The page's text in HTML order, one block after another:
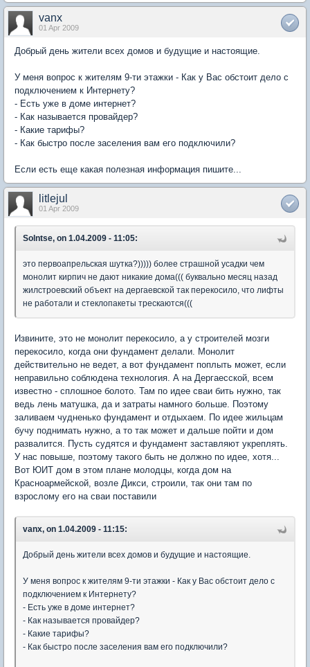
vanx
01 Apr 2009
Добрый день жители всех домов и будущие и настоящие.
У меня вопрос к жителям 9-ти этажки - Как у Вас обстоит дело с
подключением к Интернету?
- Есть уже в доме интернет?
- Как называется провайдер?
- Какие тарифы?
- Как быстро после заселения вам его подключили?
Если есть еще какая полезная информация пишите...
litlejul
01 Apr 2009
Solntse, on 1.04.2009 - 11:05:
это первоапрельская шутка?))))) более страшной усадки чем
монолит кирпич не дают никакие дома((( буквально месяц назад
жилстроевский объект на дергаевской так перекосило, что лифты
не работали и стеклопакеты трескаются(((
Извините, это не монолит перекосило, а у строителей мозги
перекосило, когда они фундамент делали. Монолит
действительно не ведет, а вот фундамент поплыть может, если
неправильно соблюдена технология. А на Дергаесской, всем
известно - сплошное болото. Там по идее сваи бить нужно, так
ведь лень матушка, да и затраты намного больше. Поэтому
заливаем чудненько фундамент и отдыхаем. По идее жильцам
бучу поднимать нужно, а то так может и дальше пойти и дом
развалится. Пусть судятся и фундамент заставляют укреплять.
У нас повыше, поэтому такого быть не должно по идее, хотя...
Вот ЮИТ дом в этом плане молодцы, когда дом на
Красноармейской, возле Дикси, строили, так они там по
взрослому его на сваи поставили
vanx, on 1.04.2009 - 11:15:
Добрый день жители всех домов и будущие и настоящие.
У меня вопрос к жителям 9-ти этажки - Как у Вас обстоит дело с
подключением к Интернету?
- Есть уже в доме интернет?
- Как называется провайдер?
- Какие тарифы?
- Как быстро после заселения вам его подключили?